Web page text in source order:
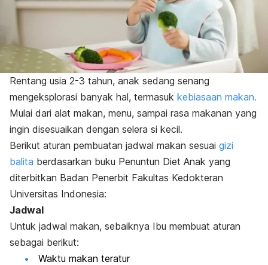
Rentang usia 2-3 tahun, anak sedang senang
mengeksplorasi banyak hal, termasuk kebiasaan makan.
Mulai dari alat makan, menu, sampai rasa makanan yang
ingin disesuaikan dengan selera si kecil.
Berikut aturan pembuatan jadwal makan sesuai gizi
balita berdasarkan buku Penuntun Diet Anak yang
diterbitkan Badan Penerbit Fakultas Kedokteran
Universitas Indonesia:
Jadwal
Untuk jadwal makan, sebaiknya Ibu membuat aturan
sebagai berikut:
Waktu makan teratur